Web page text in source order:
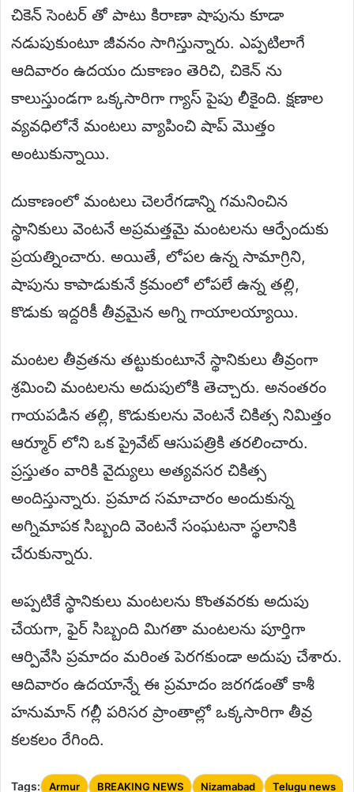
చికెన్ సెంటర్ తో పాటు కిరాణా షాపును కూడా
నడుపుకుంటూ జీవనం సాగిస్తున్నారు. ఎప్పటిలాగే
ఆదివారం ఉదయం దుకాణం తెరిచి, చికెన్ ను
కాలుస్తుండగా ఒక్కసారిగా గ్యాస్ పైపు లీకైంది. క్షణాల
వ్యవధిలోనే మంటలు వ్యాపించి షాప్ మొత్తం
అంటుకున్నాయి.
దుకాణంలో మంటలు చెలరేగడాన్ని గమనించిన
స్థానికులు వెంటనే అప్రమత్తమై మంటలను ఆర్పేందుకు
ప్రయత్నించారు. అయితే, లోపల ఉన్న సామాగ్రిని,
షాపును కాపాడుకునే క్రమంలో లోపలే ఉన్న తల్లి,
కొడుకు ఇద్దరికీ తీవ్రమైన అగ్ని గాయాలయ్యాయి.
మంటల తీవ్రతను తట్టుకుంటూనే స్థానికులు తీవ్రంగా
శ్రమించి మంటలను అదుపులోకి తెచ్చారు. అనంతరం
గాయపడిన తల్లి, కొడుకులను వెంటనే చికిత్స నిమిత్తం
ఆర్మూర్ లోని ఒక ప్రైవేట్ ఆసుపత్రికి తరలించారు.
ప్రస్తుతం వారికి వైద్యులు అత్యవసర చికిత్స
అందిస్తున్నారు. ప్రమాద సమాచారం అందుకున్న
అగ్నిమాపక సిబ్బంది వెంటనే సంఘటనా స్థలానికి
చేరుకున్నారు.
అప్పటికే స్థానికులు మంటలను కొంతవరకు అదుపు
చేయగా, ఫైర్ సిబ్బంది మిగతా మంటలను పూర్తిగా
ఆర్పివేసి ప్రమాదం మరింత పెరగకుండా అదుపు చేశారు.
ఆదివారం ఉదయాన్నే ఈ ప్రమాదం జరగడంతో కాశీ
హనుమాన్ గల్లీ పరిసర ప్రాంతాల్లో ఒక్కసారిగా తీవ్ర
కలకలం రేగింది.
Tags: Armur BREAKING NEWS Nizamabad Telugu news